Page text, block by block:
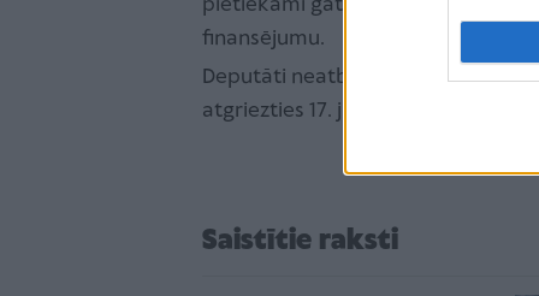
pietiekami gatava ieviešanai no
finansējumu.
Deputāti neatbalstīja
atgriezties 17. jūnijā.
Saistītie raksti